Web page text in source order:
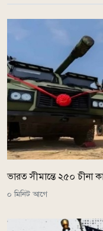
ভারত সীমান্তে ২৫০ চীনা
০ মিনিট আগে